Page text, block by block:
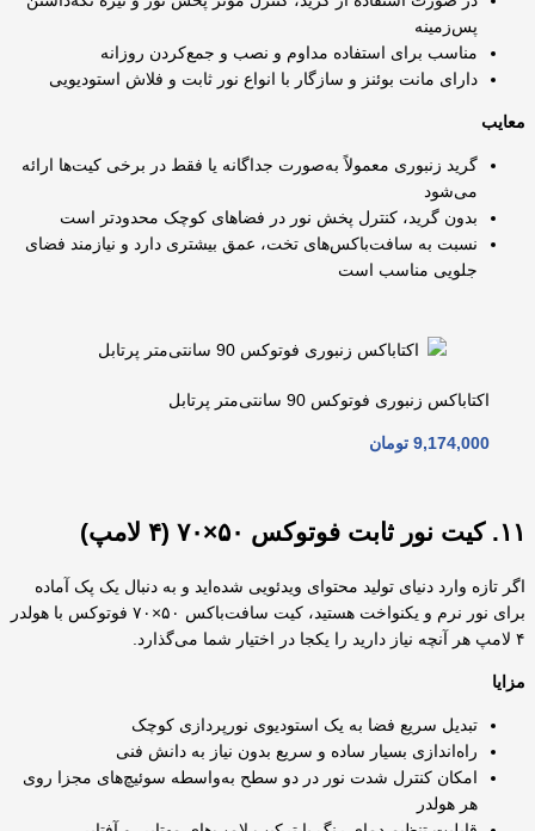
پس‌زمینه
مناسب برای استفاده مداوم و نصب و جمع‌کردن روزانه
دارای مانت بوئنز و سازگار با انواع نور ثابت و فلاش استودیویی
معایب
گرید زنبوری معمولاً به‌صورت جداگانه یا فقط در برخی کیت‌ها ارائه
می‌شود
بدون گرید، کنترل پخش نور در فضاهای کوچک محدودتر است
نسبت به سافت‌باکس‌های تخت، عمق بیشتری دارد و نیازمند فضای
جلویی مناسب است
اکتاباکس زنبوری فوتوکس 90 سانتی‌متر پرتابل
9,174,000 تومان
۱۱. کیت نور ثابت فوتوکس ۵۰×۷۰ (۴ لامپ)
اگر تازه وارد دنیای تولید محتوای ویدئویی شده‌اید و به دنبال یک پک آماده
برای نور نرم و یکنواخت هستید، کیت سافت‌باکس ۵۰×۷۰ فوتوکس با هولدر
۴ لامپ هر آنچه نیاز دارید را یکجا در اختیار شما می‌گذارد.
مزایا
تبدیل سریع فضا به یک استودیوی نورپردازی کوچک
راه‌اندازی بسیار ساده و سریع بدون نیاز به دانش فنی
امکان کنترل شدت نور در دو سطح به‌واسطه سوئیچ‌های مجزا روی
هر هولدر